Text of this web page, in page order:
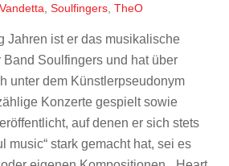
Soulfingers, TheO
Jahren ist er das musikalische
Soulfingers und hat über
unter dem Künstlerpseudonym
Konzerte gespielt sowie
auf denen er sich stets
music“ stark gemacht hat, sei es